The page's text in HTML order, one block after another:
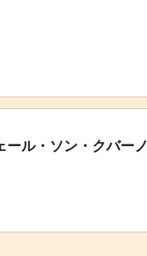
ル・ソン・クバーノ